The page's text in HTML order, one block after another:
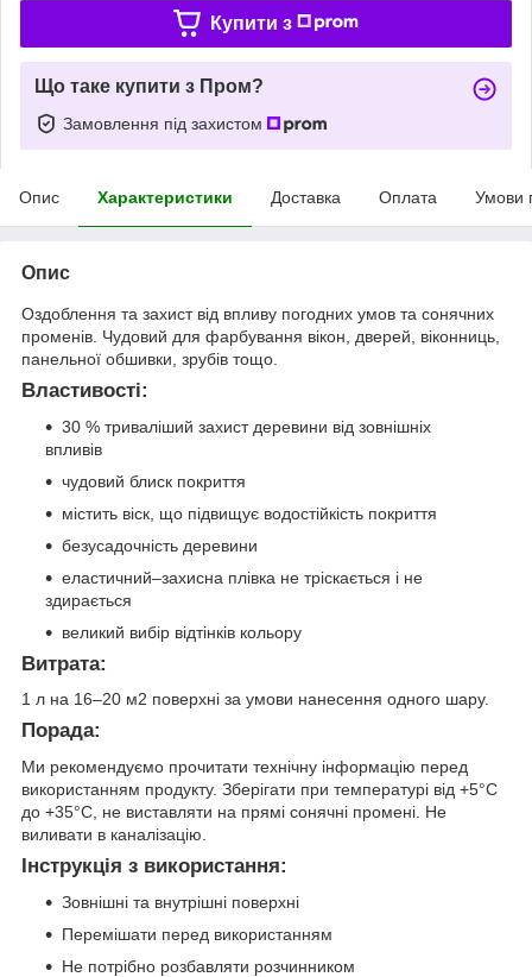
Купити з
Що таке купити з Пром?
Замовлення під захистом
Опис Характеристики Доставка Оплата Умови
Опис
Оздоблення та захист від впливу погодних умов та сонячних
променів. Чудовий для фарбування вікон, дверей, віконниць,
панельної обшивки, зрубів тощо.
Властивості:
30 % триваліший захист деревини від зовнішніх
впливів
чудовий блиск покриття
містить віск, що підвищує водостійкість покриття
безусадочність деревини
еластичний–захисна плівка не тріскається і не
здирається
великий вибір відтінків кольору
Витрата:
1 л на 16–20 м2 поверхні за умови нанесення одного шару.
Порада:
Ми рекомендуємо прочитати технічну інформацію перед
використанням продукту. Зберігати при температурі від +5°C
до +35°C, не виставляти на прямі сонячні промені. Не
виливати в каналізацію.
Інструкція з використання:
Зовнішні та внутрішні поверхні
Перемішати перед використанням
Не потрібно розбавляти розчинником